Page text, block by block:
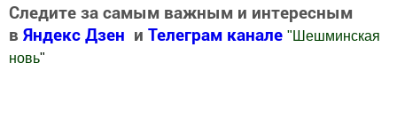
Следите за самым важным и интересным
в Яндекс Дзен и Телеграм канале " Шешминская
новь"